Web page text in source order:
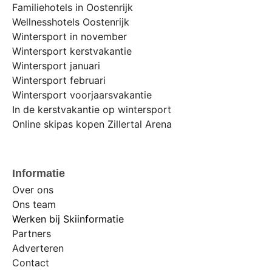
Familiehotels in Oostenrijk
Wellnesshotels Oostenrijk
Wintersport in november
Wintersport kerstvakantie
Wintersport januari
Wintersport februari
Wintersport voorjaarsvakantie
In de kerstvakantie op wintersport
Online skipas kopen Zillertal Arena
Informatie
Over ons
Ons team
Werken bij Skiinformatie
Partners
Adverteren
Contact